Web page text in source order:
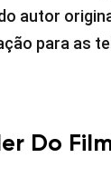
autor
para as
Do